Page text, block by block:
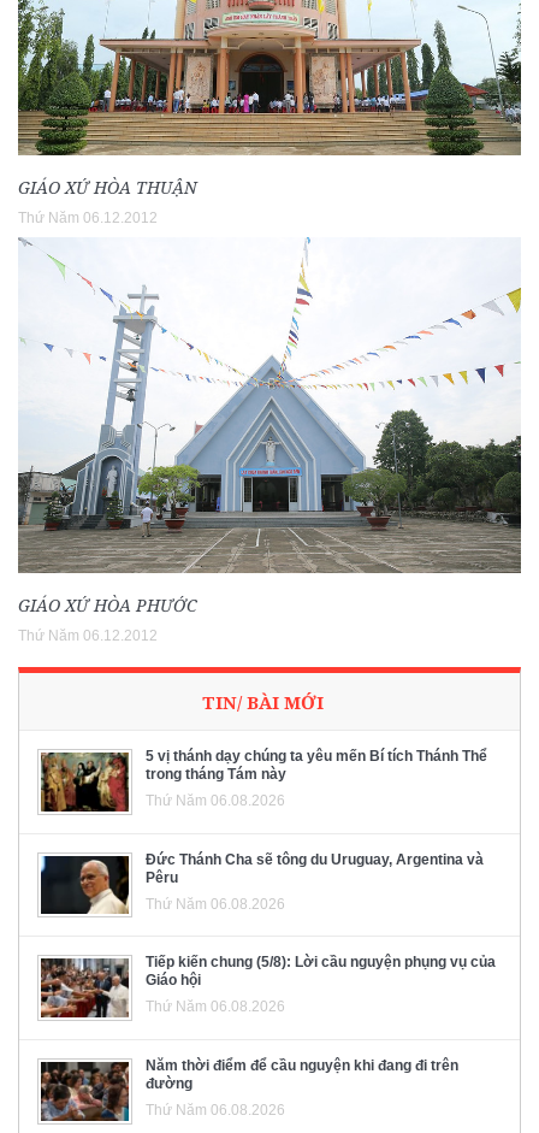
GIÁO XỨ HÒA THUẬN
Thứ Năm 06.12.2012
GIÁO XỨ HÒA PHƯỚC
Thứ Năm 06.12.2012
TIN/ BÀI MỚI
5 vị thánh dạy chúng ta yêu mến Bí tích Thánh Thể
trong tháng Tám này
Thứ Năm 06.08.2026
Đức Thánh Cha sẽ tông du Uruguay, Argentina và
Pêru
Thứ Năm 06.08.2026
Tiếp kiến chung (5/8): Lời cầu nguyện phụng vụ của
Giáo hội
Thứ Năm 06.08.2026
Năm thời điểm để cầu nguyện khi đang đi trên
đường
Thứ Năm 06.08.2026